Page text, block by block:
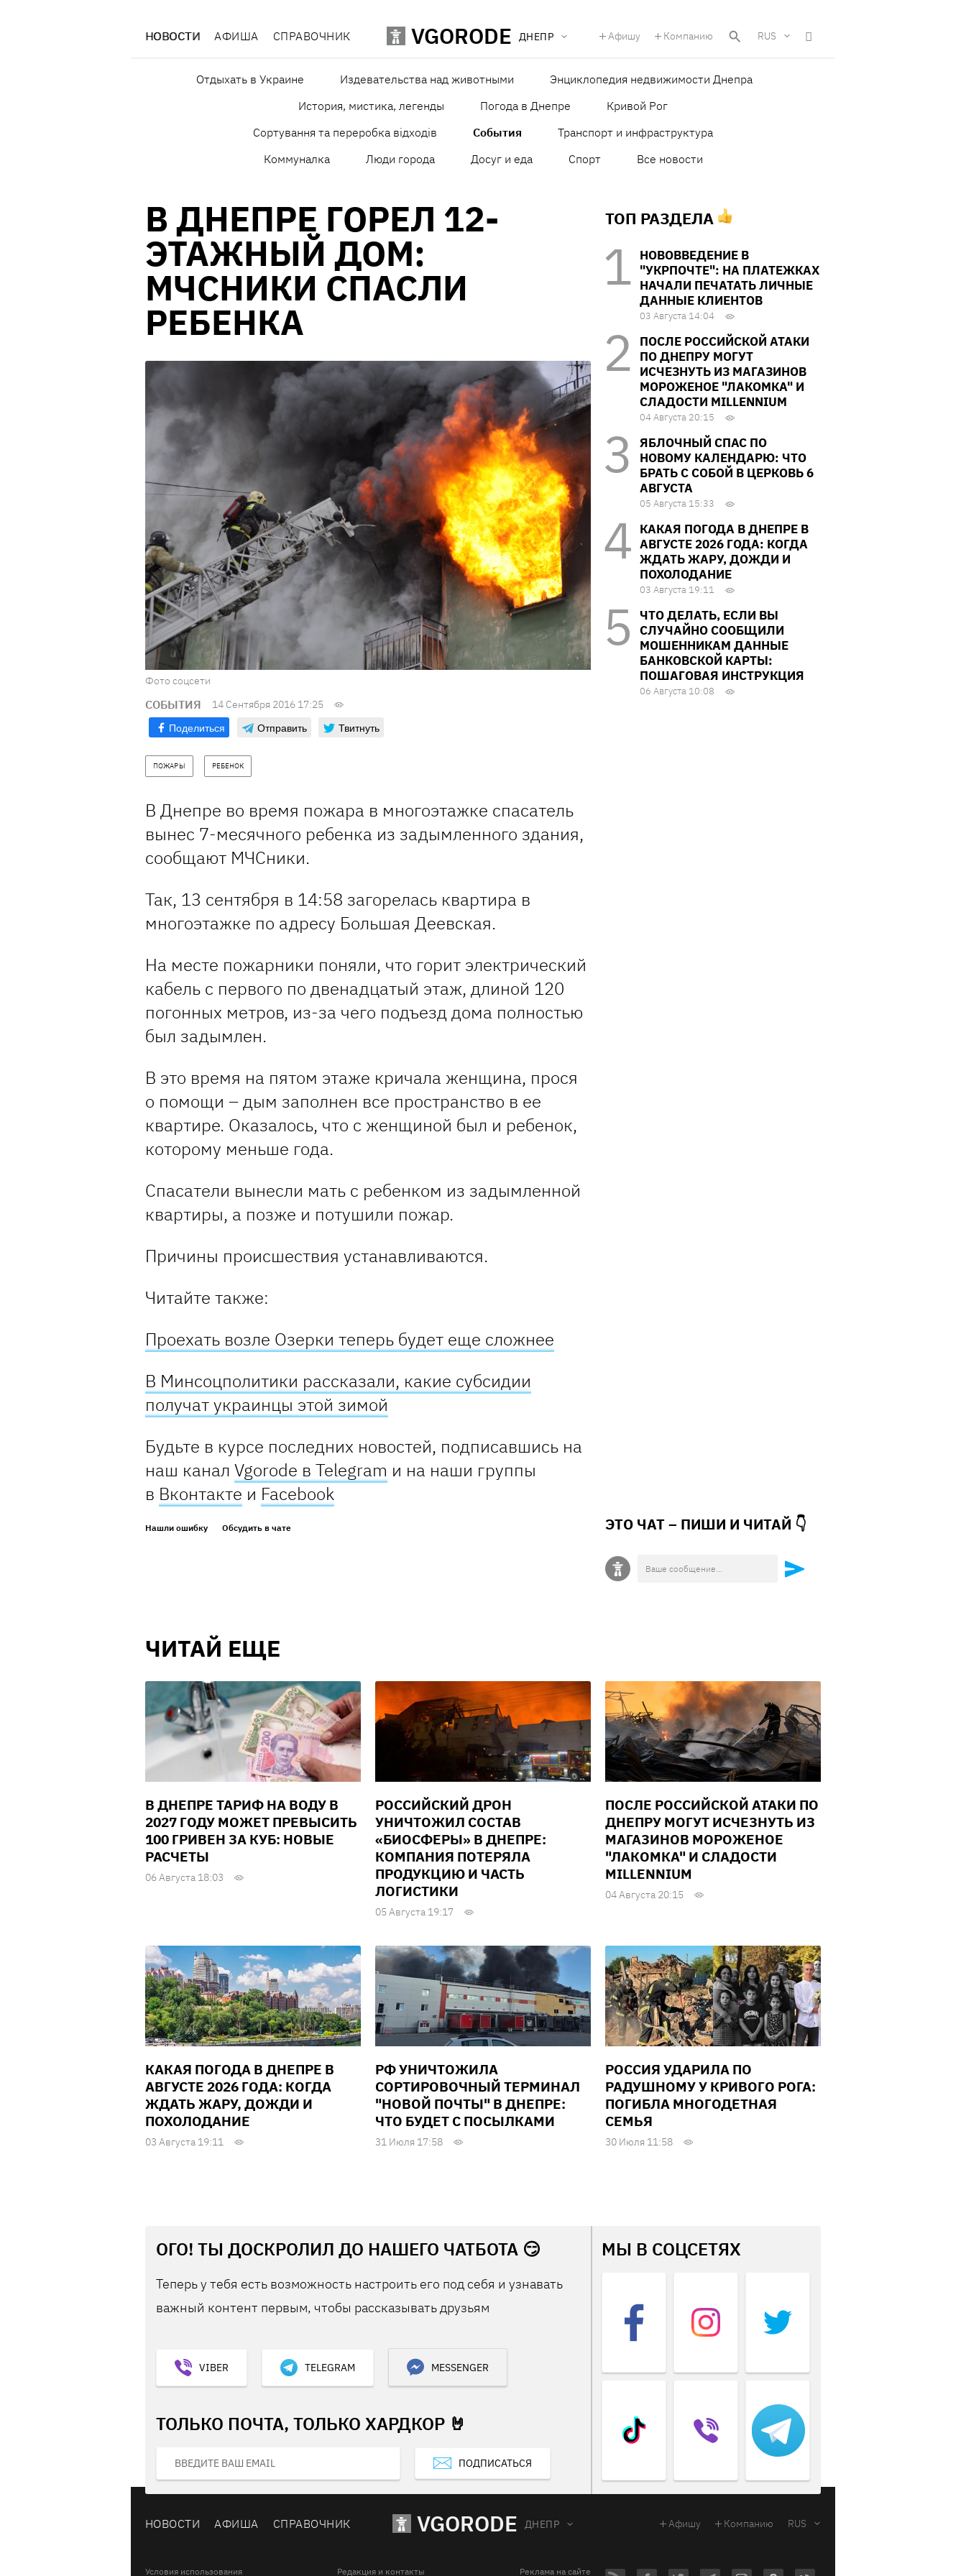
НОВОСТИ АФИША СПРАВОЧНИК VGORODE ДНЕПР Афишу Компанию RUS
Отдыхать в Украине Издевательства над животными
Энциклопедия недвижимости Днепра
История, мистика, легенды
Погода в Днепре
Кривой Рог
Сортування та переробка відходів
События
Транспорт и инфраструктура
Коммуналка
Люди города Досуг и еда Спорт Все новости
В ДНЕПРЕ ГОРЕЛ 12-
ЭТАЖНЫЙ ДОМ:
МЧСНИКИ СПАСЛИ
РЕБЕНКА
Фото соцсети
СОБЫТИЯ 14 Сентября 2016 17:25
Поделиться Отправить Твитнуть
ПОЖАРЫ РЕБЕНОК
В Днепре во время пожара в многоэтажке спасатель
вынес 7-месячного ребенка из задымленного здания,
сообщают МЧСники.
Так, 13 сентября в 14:58 загорелась квартира в
многоэтажке по адресу Большая Деевская.
На месте пожарники поняли, что горит электрический
кабель с первого по двенадцатый этаж, длиной 120
погонных метров, из-за чего подъезд дома полностью
был задымлен.
В это время на пятом этаже кричала женщина, прося
о помощи – дым заполнен все пространство в ее
квартире. Оказалось, что с женщиной был и ребенок,
которому меньше года.
Спасатели вынесли мать с ребенком из задымленной
квартиры, а позже и потушили пожар.
Причины происшествия устанавливаются.
Читайте также:
Проехать возле Озерки теперь будет еще сложнее
В Минсоцполитики рассказали, какие субсидии
получат украинцы этой зимой
Будьте в курсе последних новостей, подписавшись на
наш канал Vgorode в Telegram и на наши группы
в Вконтакте и Facebook
Нашли ошибку Обсудить в чате
ТОП РАЗДЕЛА
НОВОВВЕДЕНИЕ В
"УКРПОЧТЕ": НА ПЛАТЕЖКАХ
НАЧАЛИ ПЕЧАТАТЬ ЛИЧНЫЕ
ДАННЫЕ КЛИЕНТОВ
03 Августа 14:04
ПОСЛЕ РОССИЙСКОЙ АТАКИ
ПО ДНЕПРУ МОГУТ
ИСЧЕЗНУТЬ ИЗ МАГАЗИНОВ
МОРОЖЕНОЕ "ЛАКОМКА" И
СЛАДОСТИ MILLENNIUM
04 Августа 20:15
ЯБЛОЧНЫЙ СПАС ПО
НОВОМУ КАЛЕНДАРЮ: ЧТО
БРАТЬ С СОБОЙ В ЦЕРКОВЬ 6
АВГУСТА
05 Августа 15:33
КАКАЯ ПОГОДА В ДНЕПРЕ В
АВГУСТЕ 2026 ГОДА: КОГДА
ЖДАТЬ ЖАРУ, ДОЖДИ И
ПОХОЛОДАНИЕ
03 Августа 19:11
ЧТО ДЕЛАТЬ, ЕСЛИ ВЫ
СЛУЧАЙНО СООБЩИЛИ
МОШЕННИКАМ ДАННЫЕ
БАНКОВСКОЙ КАРТЫ:
ПОШАГОВАЯ ИНСТРУКЦИЯ
06 Августа 10:08
ЭТО ЧАТ – ПИШИ И ЧИТАЙ 👇
ЧИТАЙ ЕЩЕ
В ДНЕПРЕ ТАРИФ НА ВОДУ В
2027 ГОДУ МОЖЕТ ПРЕВЫСИТЬ
100 ГРИВЕН ЗА КУБ: НОВЫЕ
РАСЧЕТЫ
06 Августа 18:03
РОССИЙСКИЙ ДРОН
УНИЧТОЖИЛ СОСТАВ
«БИОСФЕРЫ» В ДНЕПРЕ:
КОМПАНИЯ ПОТЕРЯЛА
ПРОДУКЦИЮ И ЧАСТЬ
ЛОГИСТИКИ
05 Августа 19:17
ПОСЛЕ РОССИЙСКОЙ АТАКИ ПО
ДНЕПРУ МОГУТ ИСЧЕЗНУТЬ ИЗ
МАГАЗИНОВ МОРОЖЕНОЕ
"ЛАКОМКА" И СЛАДОСТИ
MILLENNIUM
04 Августа 20:15
КАКАЯ ПОГОДА В ДНЕПРЕ В
АВГУСТЕ 2026 ГОДА: КОГДА
ЖДАТЬ ЖАРУ, ДОЖДИ И
ПОХОЛОДАНИЕ
03 Августа 19:11
РФ УНИЧТОЖИЛА
СОРТИРОВОЧНЫЙ ТЕРМИНАЛ
"НОВОЙ ПОЧТЫ" В ДНЕПРЕ:
ЧТО БУДЕТ С ПОСЫЛКАМИ
31 Июля 17:58
РОССИЯ УДАРИЛА ПО
РАДУШНОМУ У КРИВОГО РОГА:
ПОГИБЛА МНОГОДЕТНАЯ
СЕМЬЯ
30 Июля 11:58
ОГО! ТЫ ДОСКРОЛИЛ ДО НАШЕГО ЧАТБОТА 😏
Теперь у тебя есть возможность настроить его под себя и узнавать
важный контент первым, чтобы рассказывать друзьям
VIBER TELEGRAM MESSENGER
ТОЛЬКО ПОЧТА, ТОЛЬКО ХАРДКОР 🤘
ПОДПИСАТЬСЯ
МЫ В СОЦСЕТЯХ
НОВОСТИ АФИША СПРАВОЧНИК VGORODE ДНЕПР Афишу Компанию RUS
Условия использования Редакция и контакты Реклама на сайте